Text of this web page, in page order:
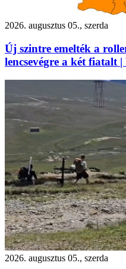
2026. augusztus 05., szerda
Új szintre emelték a
lencsevégre a két fiatalt
2026. augusztus 05., szerda